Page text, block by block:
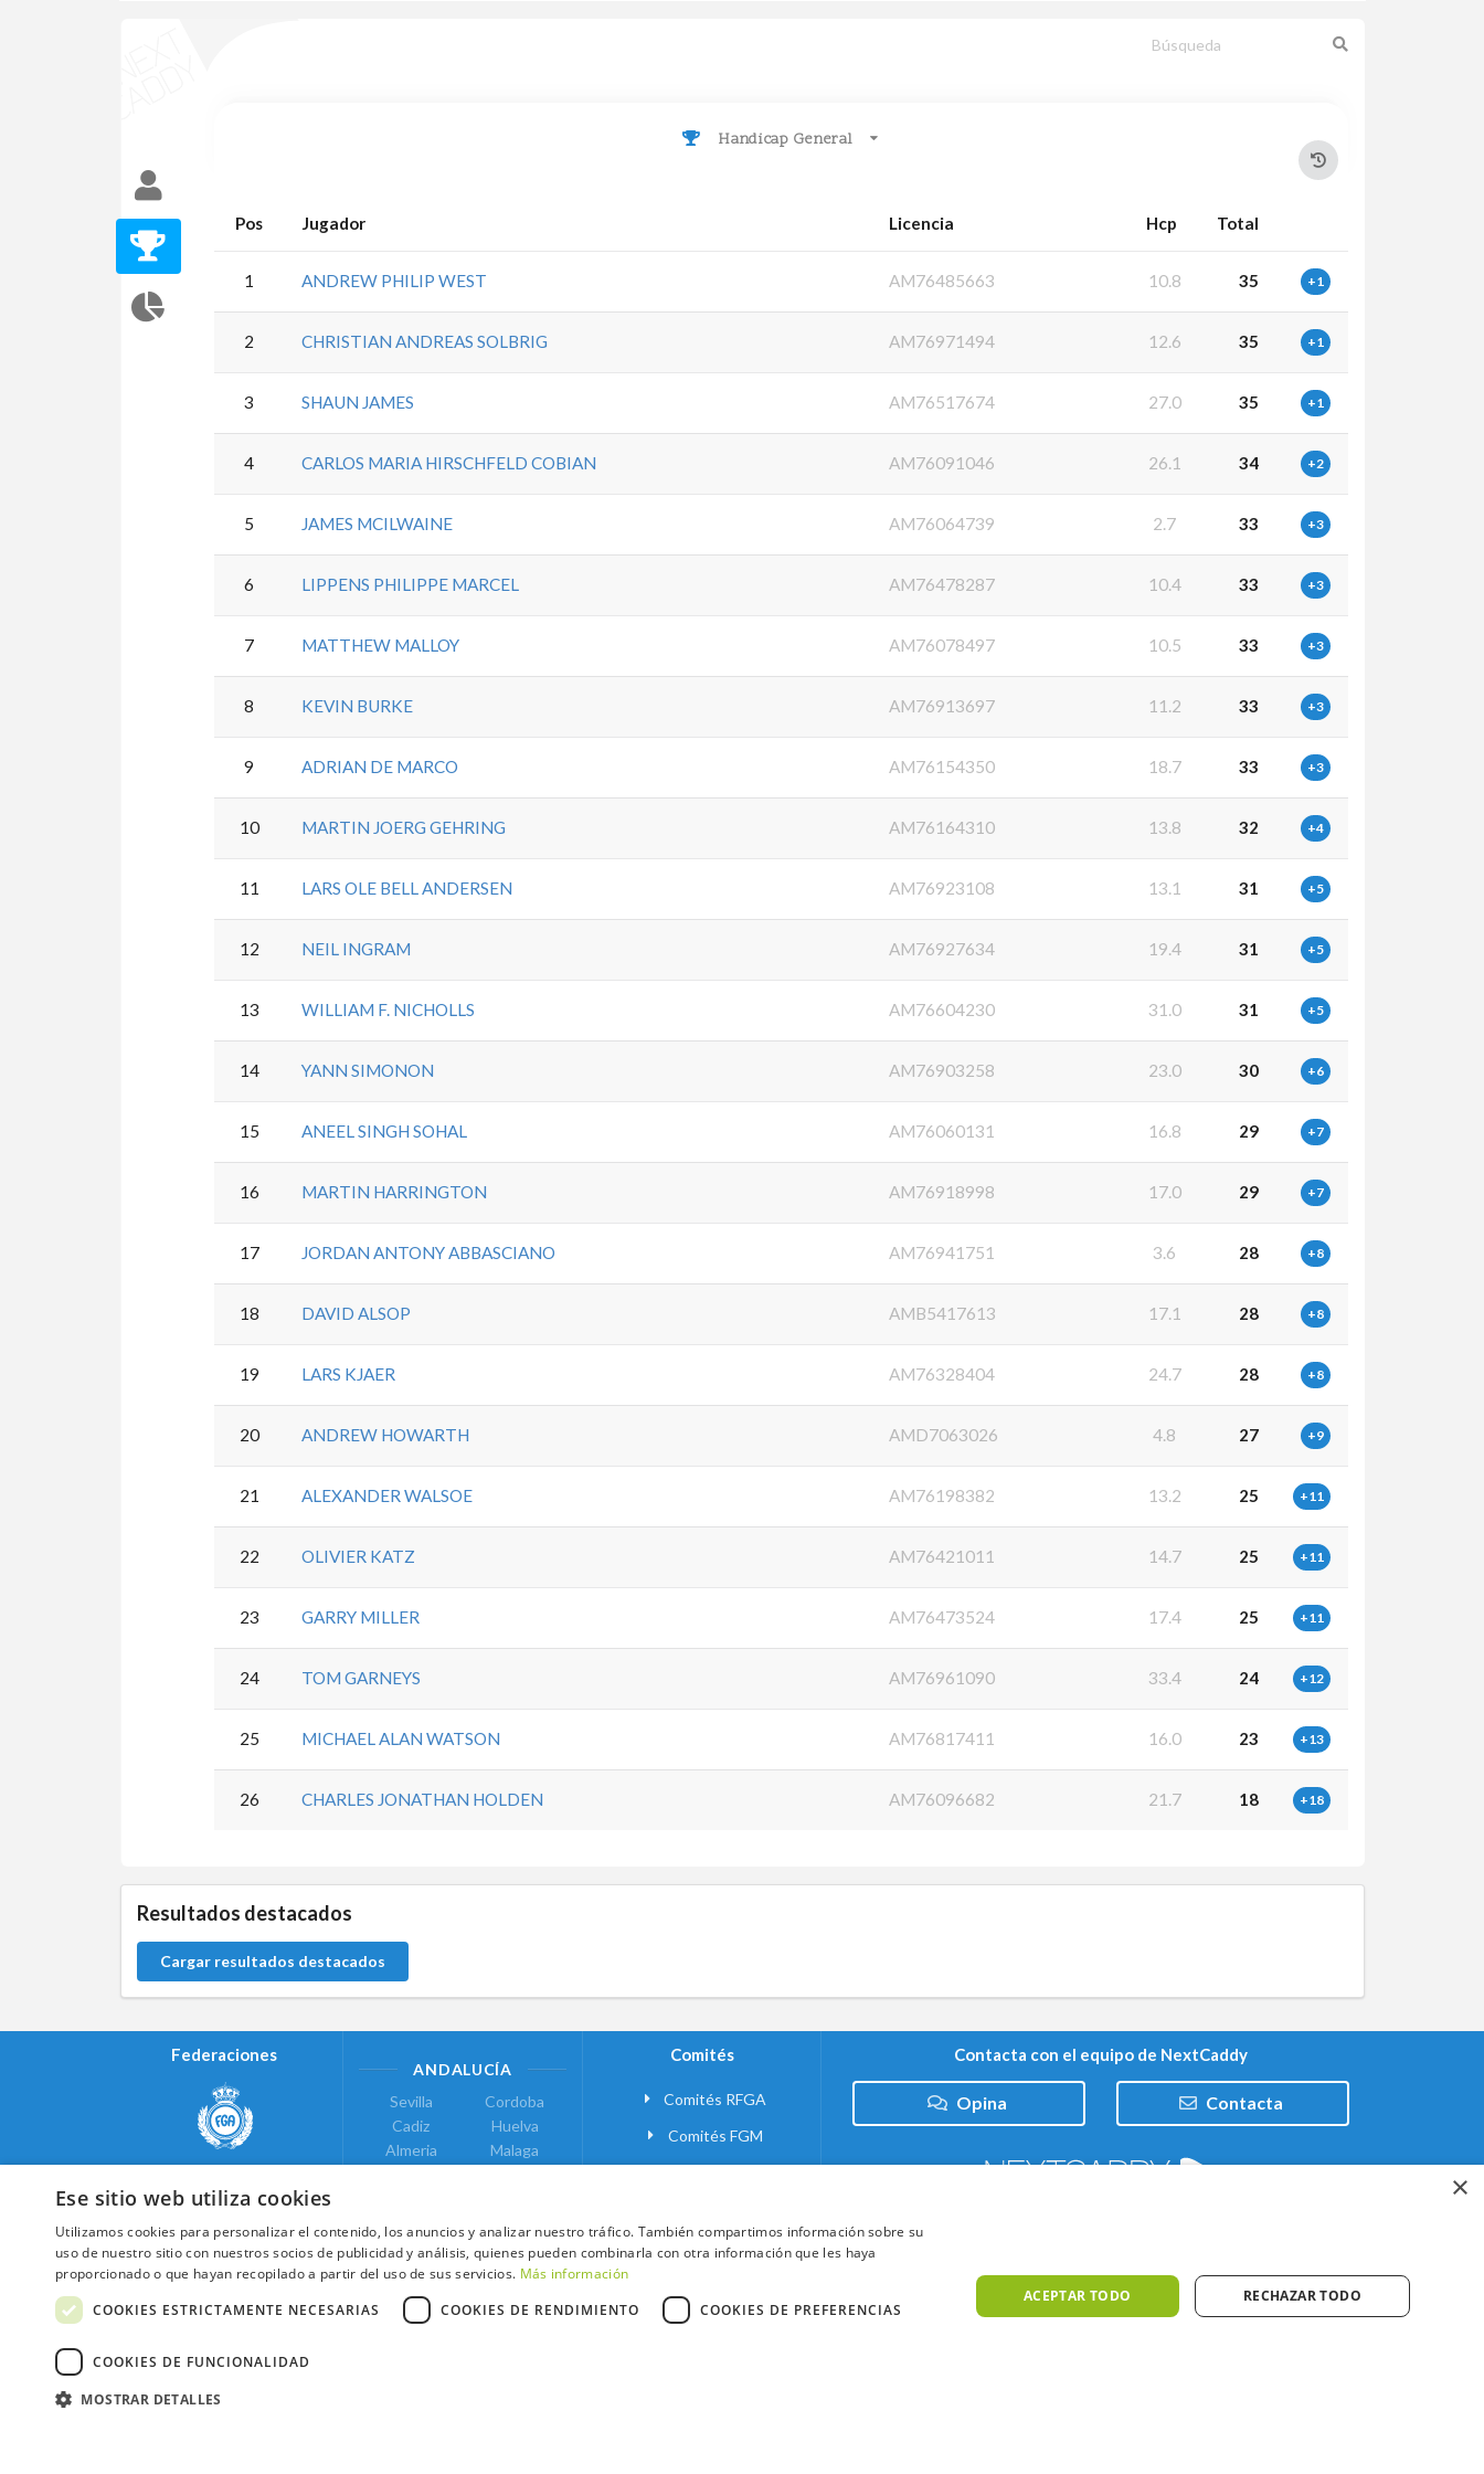
Handicap General
Pos Jugador Licencia Hcp Total
1 ANDREW PHILIP WEST AM76485663 10.8 35 +1
2 CHRISTIAN ANDREAS SOLBRIG AM76971494 12.6 35 +1
3 SHAUN JAMES AM76517674 27.0 35 +1
4 CARLOS MARIA HIRSCHFELD COBIAN AM76091046 26.1 34 +2
5 JAMES MCILWAINE AM76064739 2.7 33 +3
6 LIPPENS PHILIPPE MARCEL AM76478287 10.4 33 +3
7 MATTHEW MALLOY AM76078497 10.5 33 +3
8 KEVIN BURKE AM76913697 11.2 33 +3
9 ADRIAN DE MARCO AM76154350 18.7 33 +3
10 MARTIN JOERG GEHRING AM76164310 13.8 32 +4
11 LARS OLE BELL ANDERSEN AM76923108 13.1 31 +5
12 NEIL INGRAM AM76927634 19.4 31 +5
13 WILLIAM F. NICHOLLS AM76604230 31.0 31 +5
14 YANN SIMONON AM76903258 23.0 30 +6
15 ANEEL SINGH SOHAL AM76060131 16.8 29 +7
16 MARTIN HARRINGTON AM76918998 17.0 29 +7
17 JORDAN ANTONY ABBASCIANO AM76941751 3.6 28 +8
18 DAVID ALSOP AMB5417613 17.1 28 +8
19 LARS KJAER AM76328404 24.7 28 +8
20 ANDREW HOWARTH AMD7063026 4.8 27 +9
21 ALEXANDER WALSOE AM76198382 13.2 25 +11
22 OLIVIER KATZ AM76421011 14.7 25 +11
23 GARRY MILLER AM76473524 17.4 25 +11
24 TOM GARNEYS AM76961090 33.4 24 +12
25 MICHAEL ALAN WATSON AM76817411 16.0 23 +13
26 CHARLES JONATHAN HOLDEN AM76096682 21.7 18 +18
Resultados destacados
Cargar resultados destacados
Federaciones
Real Federación Andaluza de
Golf
Federación de Golf de Madrid
ANDALUCÍA
Sevilla
Cadiz
Almeria
Cordoba
Huelva
Malaga
Valencia
COMUNIDAD DE MADRID
Madrid
Comités
Comités RFGA
Comités FGM
Contacta con el equipo de NextCaddy
Opina Contacta
2026 ©NextCaddy.
×
Ese sitio web utiliza cookies
Utilizamos cookies para personalizar el contenido, los anuncios y analizar nuestro tráfico. También compartimos información sobre su
uso de nuestro sitio con nuestros socios de publicidad y análisis, quienes pueden combinarla con otra información que les haya
proporcionado o que hayan recopilado a partir del uso de sus servicios. Más información
COOKIES ESTRICTAMENTE NECESARIAS
COOKIES DE RENDIMIENTO COOKIES DE PREFERENCIAS
COOKIES DE FUNCIONALIDAD
MOSTRAR DETALLES
ACEPTAR TODO RECHAZAR TODO